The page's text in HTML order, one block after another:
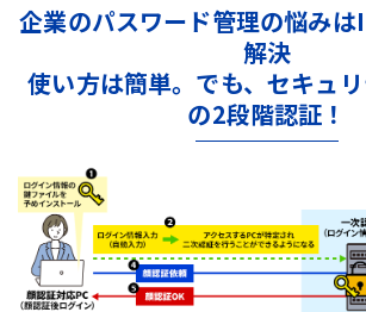
企業のパスワード管理の悩みは
解決
使い方は簡単。でも、セキュ
の2段階認証！